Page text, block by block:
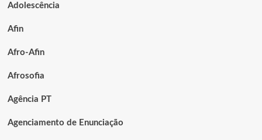
Adolescência
Afin
Afro-Afin
Afrosofia
Agência PT
Agenciamento de Enunciação